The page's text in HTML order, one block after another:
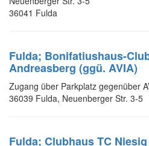
36041 Fulda
Fulda; Bonifatiushaus-
Andreasberg (ggü. AVIA)
Zugang über Parkplatz gegenüber
36039 Fulda, Neuenberger Str. 3-5
Fulda; Clubhaus TC Niesig